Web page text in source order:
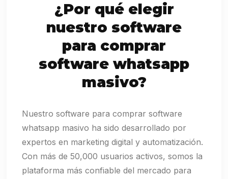
¿Por qué elegir
nuestro software
para comprar
software whatsapp
masivo?
Nuestro software para comprar software
whatsapp masivo ha sido desarrollado por
expertos en marketing digital y automatización.
Con más de 50,000 usuarios activos, somos la
plataforma más confiable del mercado para